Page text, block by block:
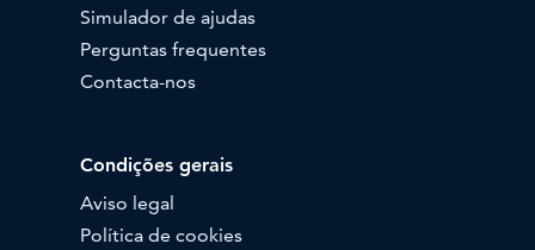
Simulador de ajudas
Perguntas frequentes
Contacta-nos
Condições gerais
Aviso legal
Política de cookies